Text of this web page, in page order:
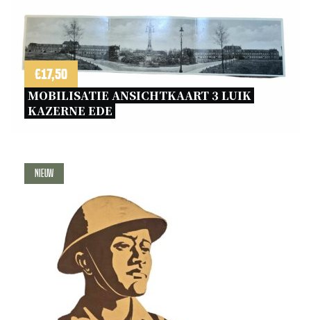
€17,50
MOBILISATIE ANSICHTKAART 3 LUIK
KAZERNE EDE
Nieuw